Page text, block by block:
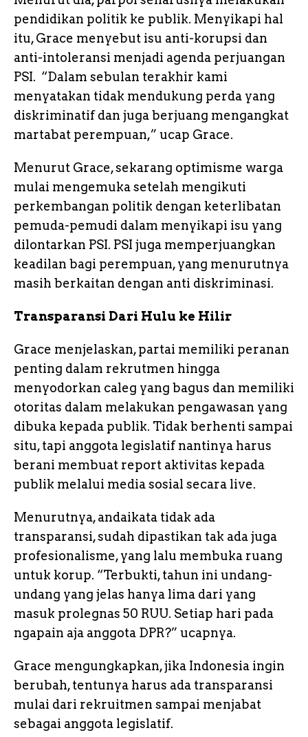
pendidikan politik ke publik. Menyikapi hal
itu, Grace menyebut isu anti-korupsi dan
anti-intoleransi menjadi agenda perjuangan
PSI. “Dalam sebulan terakhir kami
menyatakan tidak mendukung perda yang
diskriminatif dan juga berjuang mengangkat
martabat perempuan,” ucap Grace.
Menurut Grace, sekarang optimisme warga
mulai mengemuka setelah mengikuti
perkembangan politik dengan keterlibatan
pemuda-pemudi dalam menyikapi isu yang
dilontarkan PSI. PSI juga memperjuangkan
keadilan bagi perempuan, yang menurutnya
masih berkaitan dengan anti diskriminasi.
Transparansi Dari Hulu ke Hilir
Grace menjelaskan, partai memiliki peranan
penting dalam rekrutmen hingga
menyodorkan caleg yang bagus dan memiliki
otoritas dalam melakukan pengawasan yang
dibuka kepada publik. Tidak berhenti sampai
situ, tapi anggota legislatif nantinya harus
berani membuat report aktivitas kepada
publik melalui media sosial secara live.
Menurutnya, andaikata tidak ada
transparansi, sudah dipastikan tak ada juga
profesionalisme, yang lalu membuka ruang
untuk korup. “Terbukti, tahun ini undang-
undang yang jelas hanya lima dari yang
masuk prolegnas 50 RUU. Setiap hari pada
ngapain aja anggota DPR?” ucapnya.
Grace mengungkapkan, jika Indonesia ingin
berubah, tentunya harus ada transparansi
mulai dari rekruitmen sampai menjabat
sebagai anggota legislatif.